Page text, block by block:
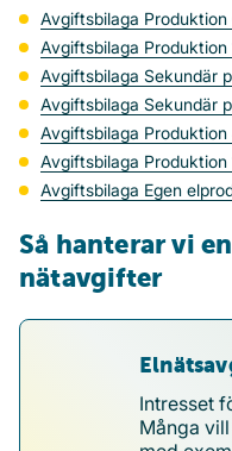
Avgiftsbilaga
Avgiftsbilaga
Avgiftsbilaga Sekundär
Avgiftsbilaga Sekundär
Avgiftsbilaga
Avgiftsbilaga Produktion
Avgiftsbilaga Egen
Så hanterar vi
nätavgifter
Intresset
Många